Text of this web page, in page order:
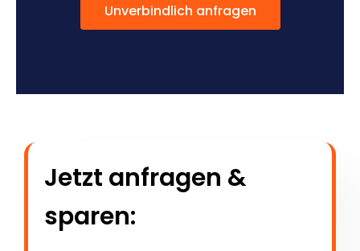
Unverbindlich anfragen
Jetzt anfragen &
sparen: